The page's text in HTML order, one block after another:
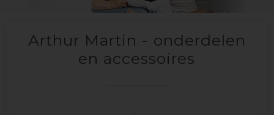
Arthur Martin - onderdelen
en accessoires